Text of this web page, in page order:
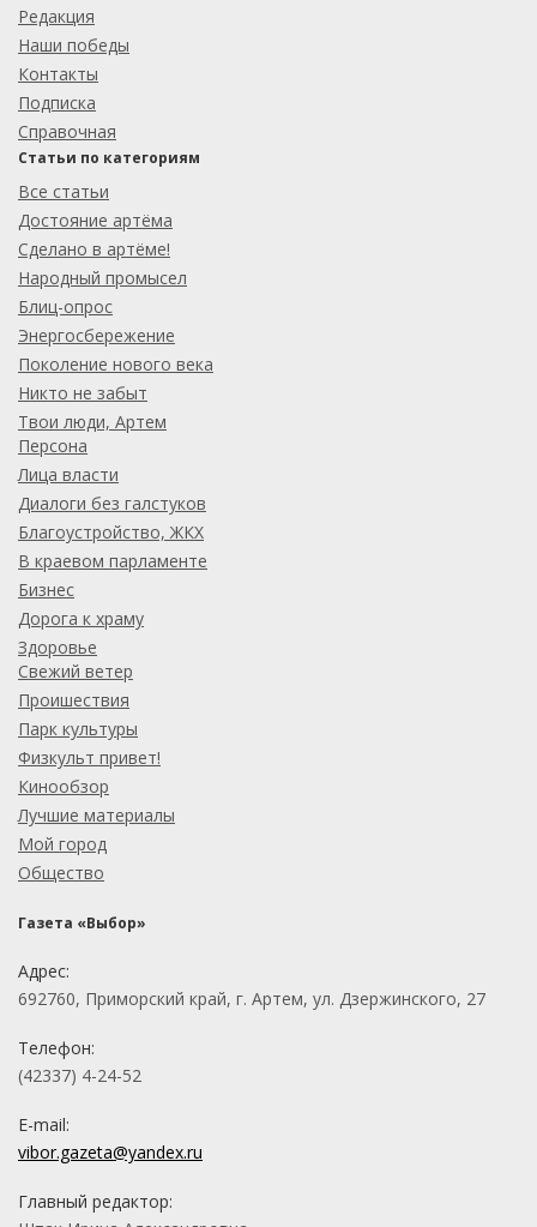
Редакция
Наши победы
Контакты
Подписка
Справочная
Статьи по категориям
Все статьи
Достояние артёма
Сделано в артёме!
Народный промысел
Блиц-опрос
Энергосбережение
Поколение нового века
Никто не забыт
Твои люди, Артем
Персона
Лица власти
Диалоги без галстуков
Благоустройство, ЖКХ
В краевом парламенте
Бизнес
Дорога к храму
Здоровье
Свежий ветер
Проишествия
Парк культуры
Физкульт привет!
Кинообзор
Лучшие материалы
Мой город
Общество
Газета «Выбор»
Адрес:
692760, Приморский край, г. Артем, ул. Дзержинского, 27
Телефон:
(42337) 4-24-52
E-mail:
vibor.gazeta@yandex.ru
Главный редактор: